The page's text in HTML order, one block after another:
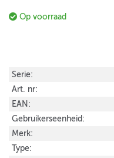
Serie:
Art. nr:
EAN:
Gebruikerseenheid:
Merk:
Type:
Op voorraad